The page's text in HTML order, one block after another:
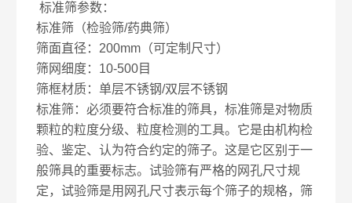
标准筛参数：
标准筛（检验筛/药典筛）
筛面直径：200mm（可定制尺寸）
筛网细度：10-500目
筛框材质：单层不锈钢/双层不锈钢
标准筛：必须要符合标准的筛具，标准筛是对物质
颗粒的粒度分级、粒度检测的工具。它是由机构检
验、鉴定、认为符合约定的筛子。这是它区别于一
般筛具的重要标志。试验筛有严格的网孔尺寸规
定，试验筛是用网孔尺寸表示每个筛子的规格，筛